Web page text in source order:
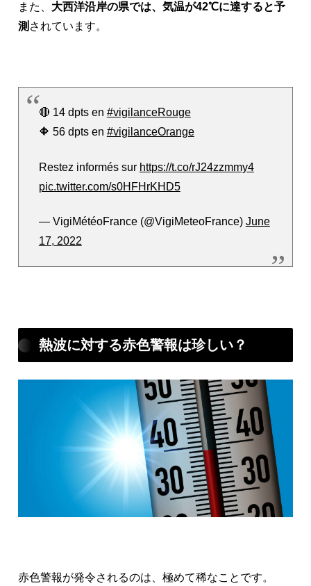
また、 大西洋沿岸の県では、気温が42℃に達すると予
測 されています。
🔴 14 dpts en #vigilanceRouge
🔶 56 dpts en #vigilanceOrange
Restez informés sur https://t.co/rJ24zzmmy4
pic.twitter.com/s0HFHrKHD5
— VigiMétéoFrance (@VigiMeteoFrance) June
17, 2022
熱波に対する赤色警報は珍しい？
赤色警報が発令されるのは、極めて稀なことです。